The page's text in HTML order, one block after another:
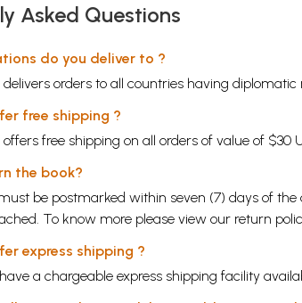
Asked Questions
do you deliver to ?
delivers orders to all countries having diplomatic
free shipping ?
offers free shipping on all orders of value of $30
the book?
be postmarked within seven (7) days of
To know more please view our return
express shipping ?
a chargeable express shipping facility